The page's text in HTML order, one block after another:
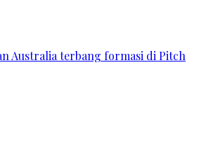
Australia terbang formasi di Pitch